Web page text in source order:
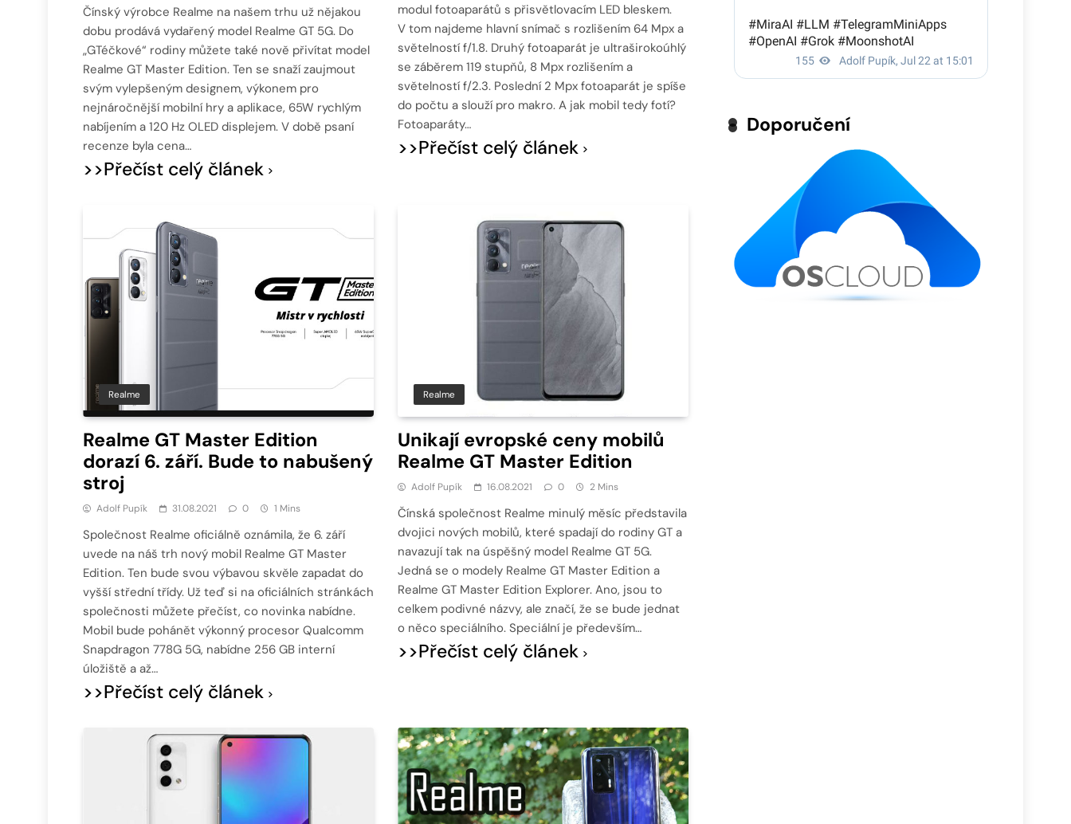
Čínský výrobce Realme na našem trhu už nějakou
dobu prodává vydařený model Realme GT 5G. Do
„GTéčkové“ rodiny můžete také nově přivítat model
Realme GT Master Edition. Ten se snaží zaujmout
svým vylepšeným designem, výkonem pro
nejnáročnější mobilní hry a aplikace, 65W rychlým
nabíjením a 120 Hz OLED displejem. V době psaní
recenze byla cena…
>>Přečíst celý článek
modul fotoaparátů s přisvětlovacím LED bleskem.
V tom najdeme hlavní snímač s rozlišením 64 Mpx a
světelností f/1.8. Druhý fotoaparát je ultraširokoúhlý
se záběrem 119 stupňů, 8 Mpx rozlišením a
světelností f/2.3. Poslední 2 Mpx fotoaparát je spíše
do počtu a slouží pro makro. A jak mobil tedy fotí?
Fotoaparáty…
>>Přečíst celý článek
Realme
Realme GT Master Edition
dorazí 6. září. Bude to nabušený
stroj
Adolf Pupík 31.08.2021 0 1 Mins
Společnost Realme oficiálně oznámila, že 6. září
uvede na náš trh nový mobil Realme GT Master
Edition. Ten bude svou výbavou skvěle zapadat do
vyšší střední třídy. Už teď si na oficiálních stránkách
společnosti můžete přečíst, co novinka nabídne.
Mobil bude pohánět výkonný procesor Qualcomm
Snapdragon 778G 5G, nabídne 256 GB interní
úložiště a až…
>>Přečíst celý článek
Realme
Unikají evropské ceny mobilů
Realme GT Master Edition
Adolf Pupík 16.08.2021 0 2 Mins
Čínská společnost Realme minulý měsíc představila
dvojici nových mobilů, které spadají do rodiny GT a
navazují tak na úspěšný model Realme GT 5G.
Jedná se o modely Realme GT Master Edition a
Realme GT Master Edition Explorer. Ano, jsou to
celkem podivné názvy, ale značí, že se bude jednat
o něco speciálního. Speciální je především…
>>Přečíst celý článek
Doporučení